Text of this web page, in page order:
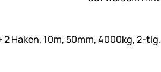
Haken, 10m, 50mm, 4000kg, 2-tlg.